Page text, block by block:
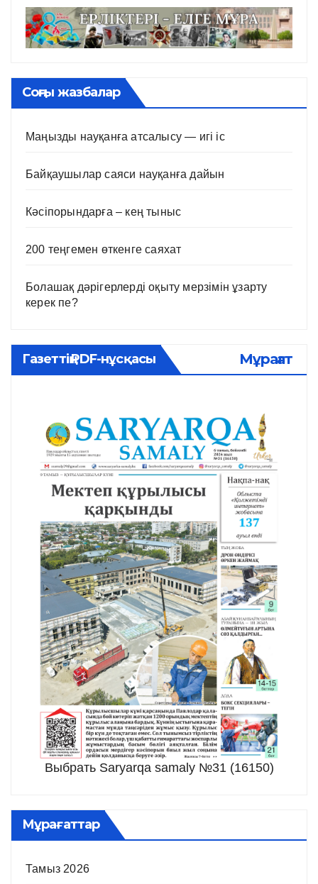
Соңғы жазбалар
Маңызды науқанға атсалысу — игі іс
Байқаушылар саяси науқанға дайын
Кәсіпорындарға – кең тыныс
200 теңгемен өткенге саяхат
Болашақ дәрігерлерді оқыту мерзімін ұзарту
керек пе?
Газеттің PDF-нұсқасы Мұрағат
Выбрать Saryarqa samaly №31 (16150)
Мұрағаттар
Тамыз 2026